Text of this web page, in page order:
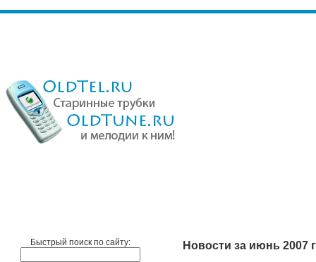
Быстрый поиск по сайту:
Новости за июнь 2007